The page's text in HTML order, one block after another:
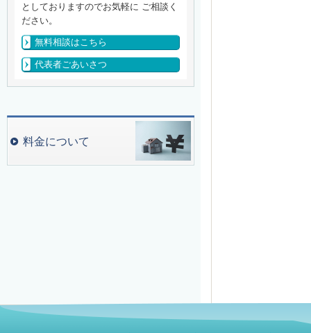
としておりますのでお気軽に ご相談く
ださい。
無料相談はこちら
代表者ごあいさつ
料金について